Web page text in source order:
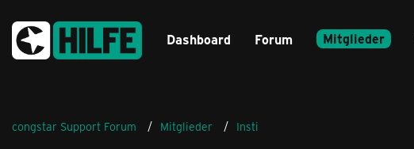
Dashboard Forum Mitglieder
congstar Support Forum Mitglieder Insti